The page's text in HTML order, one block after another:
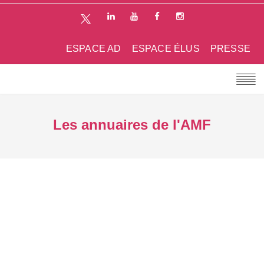
PRESSE
ESPACE ÉLUS
ESPACE AD
Les annuaires de l'AMF